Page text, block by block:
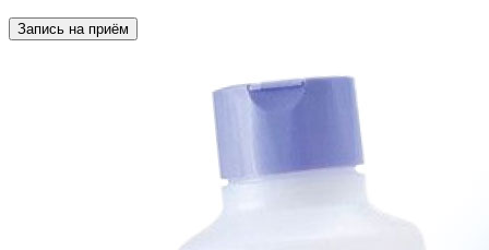
Запись на приём